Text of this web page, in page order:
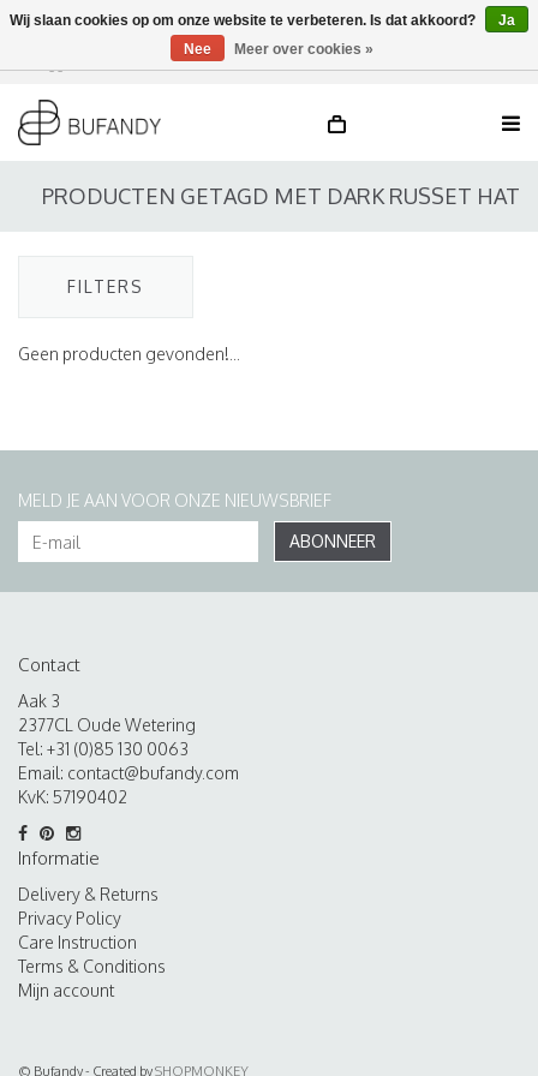
DE / EN
PRODUCTEN GETAGD MET DARK RUSSET HAT
FILTERS
Geen producten gevonden!...
MELD JE AAN VOOR ONZE NIEUWSBRIEF
ABONNEER
Contact
Aak 3
2377CL Oude Wetering
Tel: +31 (0)85 130 0063
Email: contact@bufandy.com
KvK: 57190402
Informatie
Delivery & Returns
Privacy Policy
Care Instruction
Terms & Conditions
Mijn account
© Bufandy - Created bySHOPMONKEY
Wij slaan cookies op om onze website te verbeteren. Is dat akkoord?
Ja
Nee
Meer over cookies »